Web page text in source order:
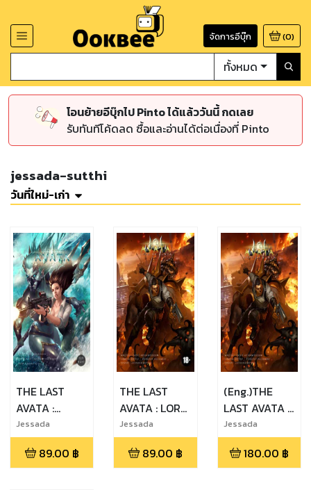
จัดการอีบุ๊ก (0)
ทั้งหมด
โอนย้ายอีบุ๊กไป Pinto ได้แล้ววันนี้ กดเลย
รับทันทีโค้ดลด ซื้อและอ่านได้ต่อเนื่องที่ Pinto
jessada-sutthi
วันที่ใหม่-เก่า
THE LAST
AVATA :
MYSTERY OF
GANGES
Jessada
Sutthi,Yutapoom
Tungsirisumrit,P
asit
89.00 ฿
THE LAST
AVATA : LORD
OF KUWEN
CHAPTER 1 :
OUTBREAK
Jessada
Sutthi,Pasit
Apivanidudom,P
ongpat Pecharat
89.00 ฿
(Eng.)THE
LAST AVATA :
LORD OF
KUWEN
CHAPTER 1 :
Jessada
Sutthi,Pasit
Apivanidudom,P
ongpat Pecharat
180.00 ฿